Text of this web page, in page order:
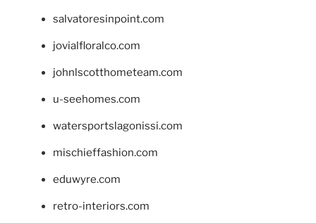
salvatoresinpoint.com
jovialfloralco.com
johnlscotthometeam.com
u-seehomes.com
watersportslagonissi.com
mischieffashion.com
eduwyre.com
retro-interiors.com